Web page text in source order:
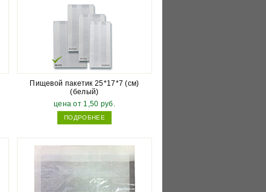
Пищевой пакетик 25*17*7 (см)
(белый)
цена от 1,50 руб.
ПОДРОБНЕЕ